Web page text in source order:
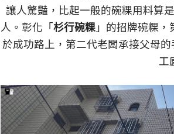
讓人驚豔，比起一般的碗粿用料算
人。彰化「 杉行碗粿 」的招牌碗粿
於成功路上，第二代老闆承接父母
工